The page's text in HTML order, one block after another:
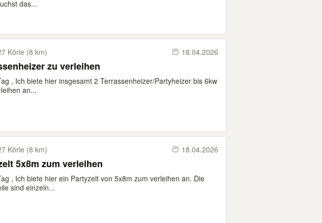
das...
Körle (8 km) 18.04.2026
zu verleihen
, Ich biete hier insgesamt 2 Terrassenheizer/Partyheizer bis 6kw
an...
Körle (8 km) 18.04.2026
5x8m zum verleihen
, Ich biete hier ein Partyzelt von 5x8m zum verleihen an. Die
sind einzeln...